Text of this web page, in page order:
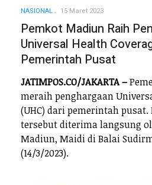
NASIONAL 15 Maret 2023
Pemkot Madiun Raih
Universal Health
Pemerintah Pusat
JATIMPOS.CO/JAKARTA –
meraih penghargaan
(UHC) dari pemerintah pusat.
tersebut diterima langsung
Madiun, Maidi di Balai
(14/3/2023).